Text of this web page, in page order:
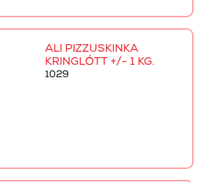
ALI PIZZUSKINKA
KRINGLÓTT +/- 1 KG.
1029